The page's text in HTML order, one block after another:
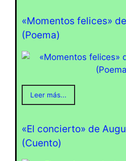
«Momentos felices»
(Poema)
Leer más...
«El concierto» de
(Cuento)